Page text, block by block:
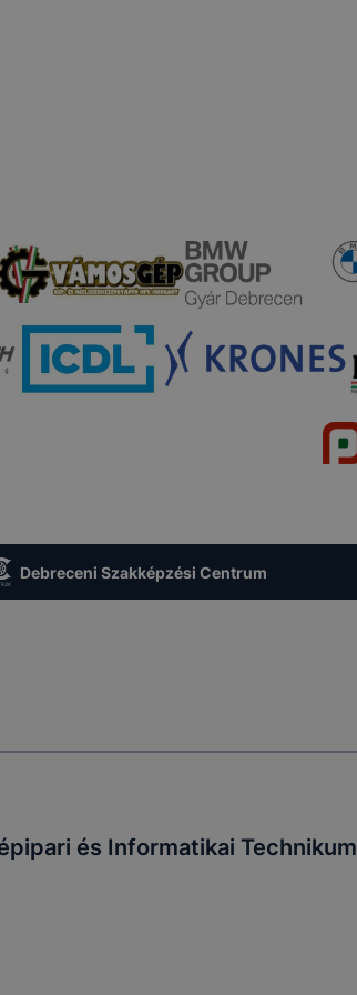
Debreceni Szakképzési Centrum
és Informatikai Technikum